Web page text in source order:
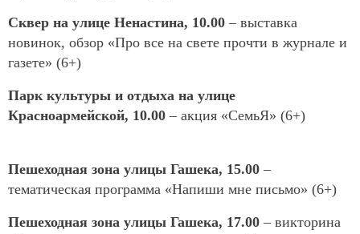
Cквер на улице Ненастина, 10.00 – выставка
новинок, обзор «Про все на свете прочти в журнале и
газете» (6+)
Парк культуры и отдыха на улице
Красноармейской, 10.00 – акция «СемьЯ» (6+)
Пешеходная зона улицы Гашека, 15.00 –
тематическая программа «Напиши мне письмо» (6+)
Пешеходная зона улицы Гашека, 17.00 – викторина